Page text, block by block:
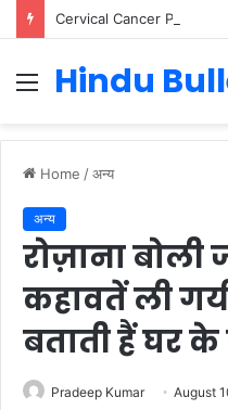
Menu
Hindu
Home /अन्य
अन्य
रोज़ाना बोली
कहावतें ली
बताती हैं घर के
Pradeep Kumar August